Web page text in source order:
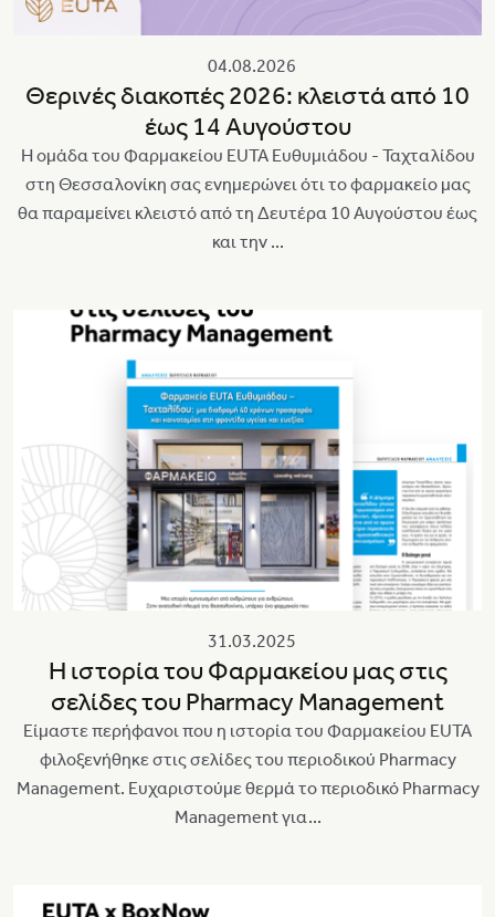
04.08.2026
Θερινές διακοπές 2026: κλειστά από 10
έως 14 Αυγούστου
Η ομάδα του Φαρμακείου EUTA Ευθυμιάδου - Ταχταλίδου
στη Θεσσαλονίκη σας ενημερώνει ότι το φαρμακείο μας
θα παραμείνει κλειστό από τη Δευτέρα 10 Αυγούστου έως
και την ...
31.03.2025
Η ιστορία του Φαρμακείου μας στις
σελίδες του Pharmacy Management
Είμαστε περήφανοι που η ιστορία του Φαρμακείου EUTA
φιλοξενήθηκε στις σελίδες του περιοδικού Pharmacy
Management. Ευχαριστούμε θερμά το περιοδικό Pharmacy
Management για...